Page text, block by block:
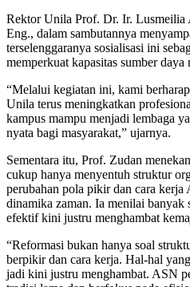
Rektor Unila Prof. Dr. Ir.
Eng., dalam sambutannya
terselenggaranya sosialisasi ini
memperkuat kapasitas sumber
“Melalui kegiatan ini, kami
Unila terus meningkatkan
kampus mampu menjadi lembaga
nyata bagi masyarakat,” ujarnya.
Sementara itu, Prof. Zudan
cukup hanya menyentuh struktur
perubahan pola pikir dan cara
dinamika zaman. Ia menilai banyak
efektif kini justru menghambat
“Reformasi bukan hanya soal
berpikir dan cara kerja. Hal-hal
jadi kini justru menghambat. ASN